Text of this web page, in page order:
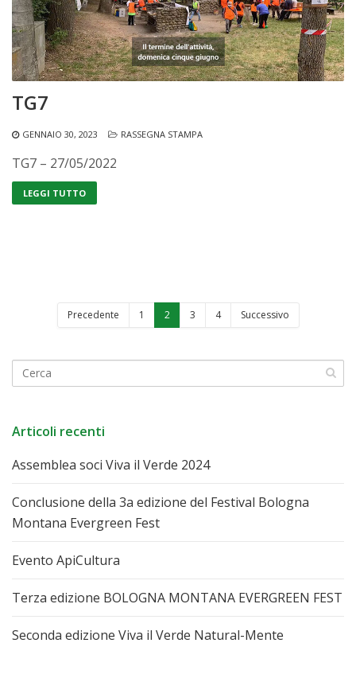
TG7
GENNAIO 30, 2023 RASSEGNA STAMPA
TG7 – 27/05/2022
LEGGI TUTTO
Precedente 1 2 3 4 Successivo
Articoli recenti
Assemblea soci Viva il Verde 2024
Conclusione della 3a edizione del Festival Bologna
Montana Evergreen Fest
Evento ApiCultura
Terza edizione BOLOGNA MONTANA EVERGREEN FEST
Seconda edizione Viva il Verde Natural-Mente